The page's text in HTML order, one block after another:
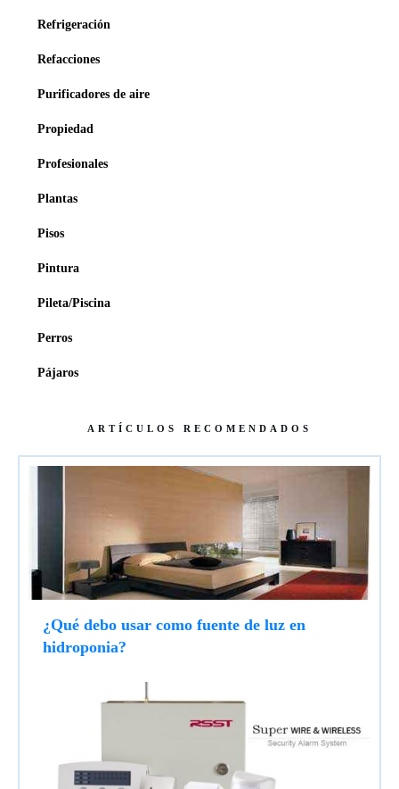
Refrigeración
Refacciones
Purificadores de aire
Propiedad
Profesionales
Plantas
Pisos
Pintura
Pileta/Piscina
Perros
Pájaros
ARTÍCULOS RECOMENDADOS
¿Qué debo usar como fuente de luz en
hidroponia?